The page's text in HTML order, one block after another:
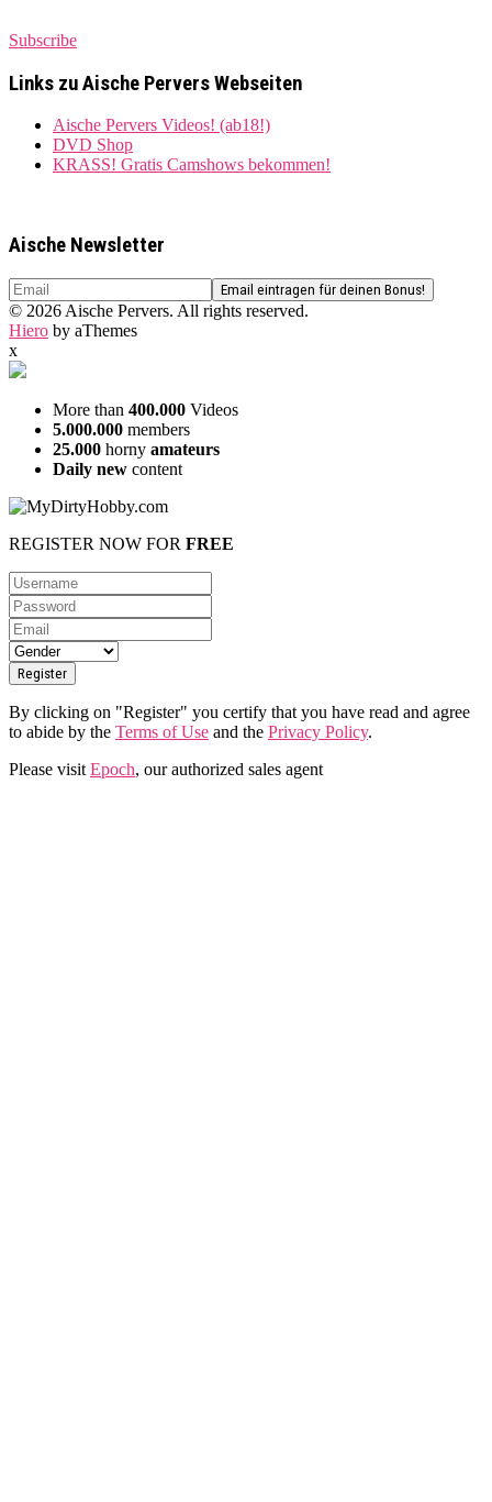
Subscribe
Links zu Aische Pervers Webseiten
Aische Pervers Videos! (ab18!)
DVD Shop
KRASS! Gratis Camshows bekommen!
Aische Newsletter
© 2026 Aische Pervers. All rights reserved.
Hiero by aThemes
x
More than 400.000 Videos
5.000.000 members
25.000 horny amateurs
Daily new content
REGISTER NOW FOR FREE
By clicking on "Register" you certify that you have read and agree
to abide by the Terms of Use and the Privacy Policy.
Please visit Epoch, our authorized sales agent